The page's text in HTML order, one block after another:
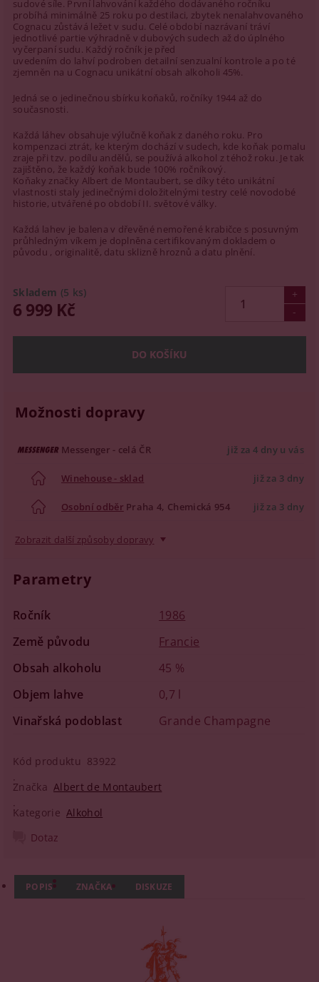
sudové síle. První lahvování každého dodávaného ročníku
probíhá minimálně 25 roku po destilaci, zbytek nenalahvovaného
Cognacu zůstává ležet v sudu. Celé období nazrávaní tráví
jednotlivé partie výhradně v dubových sudech až do úplného
vyčerpaní sudu. Každý ročník je před
uvedením do lahví podroben detailní senzualní kontrole a po té
zjemněn na u Cognacu unikátní obsah alkoholi 45%.
Jedná se o jedinečnou sbírku koňaků, ročníky 1944 až do
současnosti.
Každá láhev obsahuje výlučně koňak z daného roku. Pro
kompenzaci ztrát, ke kterým dochází v sudech, kde koňak pomalu
zraje při tzv. podílu andělů, se používá alkohol z téhož roku. Je tak
zajištěno, že každý koňak bude 100% ročníkový.
Koňaky značky Albert de Montaubert, se díky této unikátní
vlastnosti staly jedinečnými doložitelnými testry celé novodobé
historie, utvářené po období II. světové války.
Každá lahev je balena v dřevěné nemořené krabičce s posuvným
průhledným víkem je doplněna certifikovaným dokladem o
původu , originalitě, datu sklizně hroznů a datu plnění.
Skladem (5 ks)
6 999 Kč
Možnosti dopravy
Messenger - celá ČR již za 4 dny u vás
Winehouse - sklad již za 3 dny
Osobní odběr Praha 4, Chemická 954 již za 3 dny
Zobrazit další způsoby dopravy
Parametry
Ročník
1986
Země původu
Francie
Obsah alkoholu
45 %
Objem lahve
0,7 l
Vinařská podoblast
Grande Champagne
Kód produktu 83922
Značka Albert de Montaubert
Kategorie Alkohol
Dotaz
POPIS ZNAČKA DISKUZE